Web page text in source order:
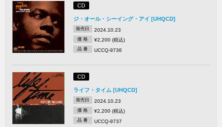
CD
ジ・オール・シーイング・アイ [UHQCD]
発売日 2024.10.23
価 格 ¥2,200 (税込)
品 番 UCCQ-9736
CD
ライフ・タイム [UHQCD]
発売日 2024.10.23
価 格 ¥2,200 (税込)
品 番 UCCQ-9737